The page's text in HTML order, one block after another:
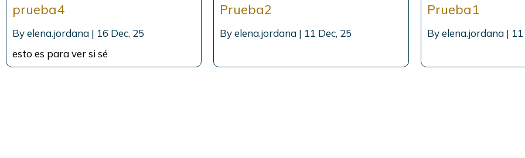
prueba4
Byelena.jordana | 16 Dec, 25
esto es para ver si sé
Prueba2
Byelena.jordana | 11 Dec, 25
Prueba1
Byelena.jordana | 11